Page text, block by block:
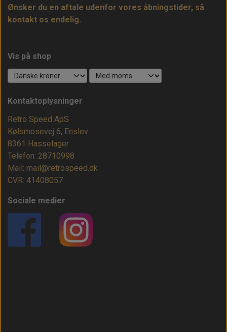
Ønsker du en aftale udenfor vores åbningstider, så
kontakt os endelig.
Vis på shop
Kontaktoplysninger
Retro Speed ApS
Kølsmosevej 6, Enslev
8361 Hasselager
Telefon: 28710998
Mail: mail@retrospeed.dk
CVR: 41408057
Sociale medier